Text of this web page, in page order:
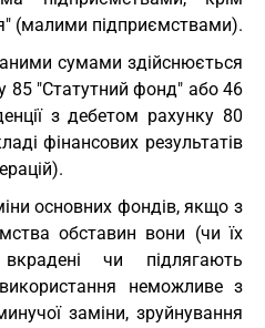
(малими підприємствами).
сумами здійснюється
85 "Статутний фонд" або 46
з дебетом рахунку 80
фінансових результатів
основних фондів, якщо з
обставин вони (чи їх
чи підлягають
неможливе з
заміни, зруйнування